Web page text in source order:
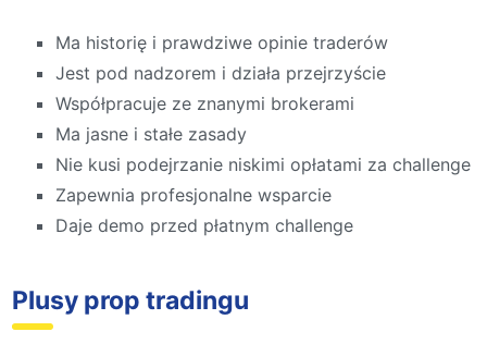
Ma historię i prawdziwe opinie traderów
Jest pod nadzorem i działa przejrzyście
Współpracuje ze znanymi brokerami
Ma jasne i stałe zasady
Nie kusi podejrzanie niskimi opłatami za challenge
Zapewnia profesjonalne wsparcie
Daje demo przed płatnym challenge
Plusy prop tradingu